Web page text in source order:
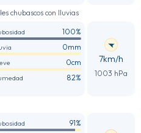
chubascos con lluvias
100%
0mm
0cm
82%
7km/h
1003 hPa
91%